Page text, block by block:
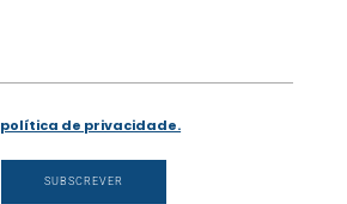
política de privacidade.
SUBSCREVER